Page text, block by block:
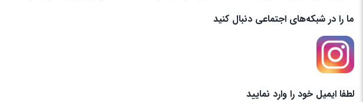
ما را در شبکه‌های اجتماعی دنبال کنید
لطفا ایمیل خود را وارد نمایید